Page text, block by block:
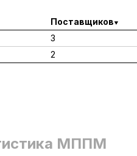
Поставщиков
3
2
МППМ